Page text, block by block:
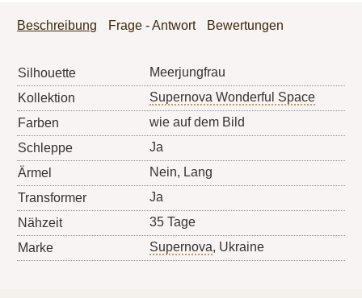
Beschreibung Frage - Antwort Bewertungen
Silhouette
Meerjungfrau
Kollektion
Supernova Wonderful Space
Farben
wie auf dem Bild
Schleppe
Ja
Ärmel
Nein, Lang
Transformer
Ja
Nähzeit
35 Tage
Marke
Supernova, Ukraine